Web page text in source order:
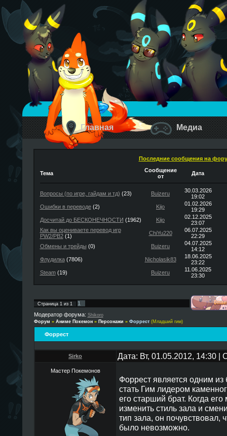
Главная Медиа
Последние сообщения на
Тема
Сообщение
от
Дата
Вопросы (по игре, гайдам и тд) (23) Buizeru
30.03.2026
19:02
Ошибки в переводе(2) Kijo
01.02.2026
19:29
Досчитай до БЕСКОНЕЧНОСТИ (1962) Kijo
02.12.2025
23:07
Как вы оцениваете перевод игр
PW2/PB2(1) ChiYu220
06.07.2025
22:29
Обмены и трейды (0) Buizeru
04.07.2025
14:12
Флудилка(7806) Nicholasik83
18.06.2025
23:22
Steam(19) Buizeru
11.06.2025
23:30
Страница 1из 1
1
Модератор форума: Shikoro
Форум » Аниме Покемон » Персонажи » Форрест (Младший гим)
Форрест
Sirko Дата: Вт, 01.05.2012, 14:30
Мастер Покемонов
Форрест является одним из
стать Гим лидером
его старший брат. Когда
изменить стиль зала и
тип зала, он почувствовал,
было невозможно.